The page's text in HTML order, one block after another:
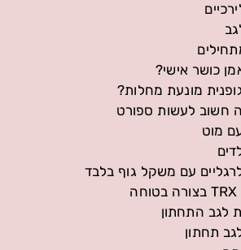
כושר אישי?
מונעת מחלות?
מוט
עם משקל גוף בלבד
לגב התחתון
תחתון